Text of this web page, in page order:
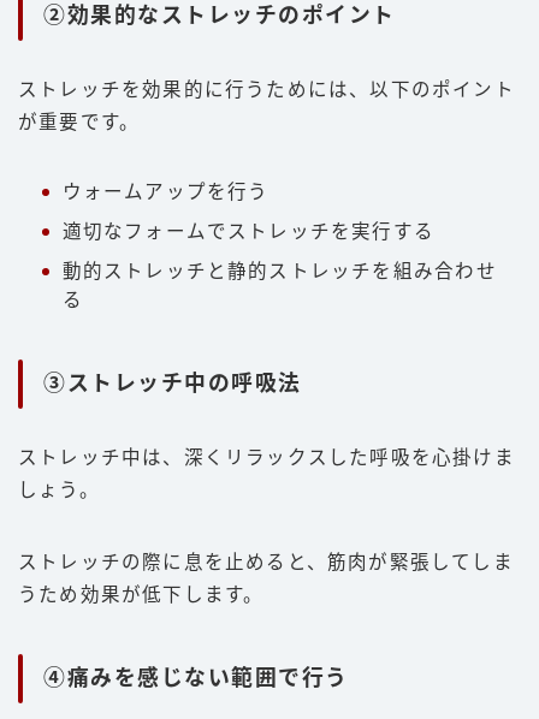
②効果的なストレッチのポイント
ストレッチを効果的に行うためには、以下のポイント
が重要です。
ウォームアップを行う
適切なフォームでストレッチを実行する
動的ストレッチと静的ストレッチを組み合わせ
る
③ストレッチ中の呼吸法
ストレッチ中は、深くリラックスした呼吸を心掛けま
しょう。
ストレッチの際に息を止めると、筋肉が緊張してしま
うため効果が低下します。
④痛みを感じない範囲で行う